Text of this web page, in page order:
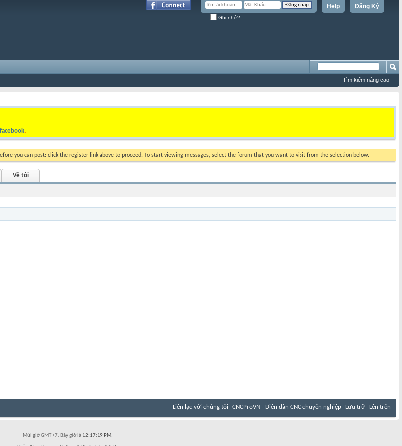
Đăng Ký
Help
Ghi nhớ?
Tìm kiếm nâng cao
.
you can post: click the register link above to proceed. To start viewing messages, select the forum that you want to visit from the selection below.
Về tôi
Liên lạc với chúng tôi CNCProVN - Diễn đàn CNC chuyên nghiệp Lưu trữ Lên trên
Múi giờ GMT +7. Bây giờ là 12:17:19 PM.